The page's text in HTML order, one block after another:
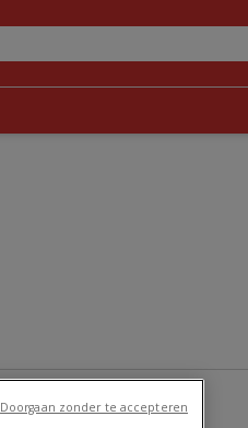
Doorgaan zonder te accepteren